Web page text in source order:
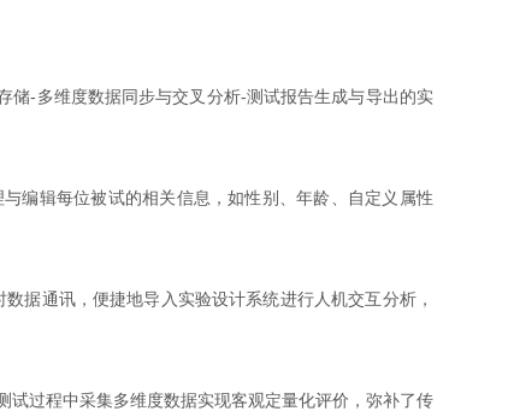
储-多维度数据同步与交叉分析-测试报告生成与导出的实
编辑每位被试的相关信息，如性别、年龄、自定义属性
据通讯，便捷地导入实验设计系统进行人机交互分析，
过程中采集多维度数据实现客观定量化评价，弥补了传